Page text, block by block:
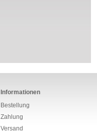
Informationen
Bestellung
Zahlung
Versand